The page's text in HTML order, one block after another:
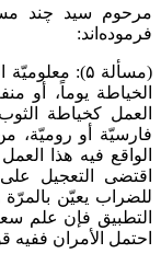
مرحوم سید چند
فرموده‌اند:
(مسألة ۵):
الخياطة يوماً، أو
العمل كخياطة
فارسيّة أو روميّة،
الواقع فيه هذا
اقتضى التعجيل
للضراب يعيّن
التطبيق فإن علم
احتمل الأمران ففيه